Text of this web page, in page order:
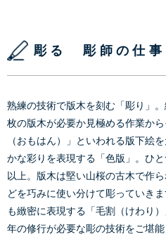
彫る 彫師の仕事
熟練の技術で版木を刻む「彫り」
枚の版木が必要か見極める作業か
（おもはん）」といわれる版下絵
かな彩りを表現する「色版」。ひ
以上。版木は堅い山桜の古木で作
どを巧みに使い分けて彫っていき
も緻密に表現する「毛割（けわり
年の修行が必要な彫の技術をご堪